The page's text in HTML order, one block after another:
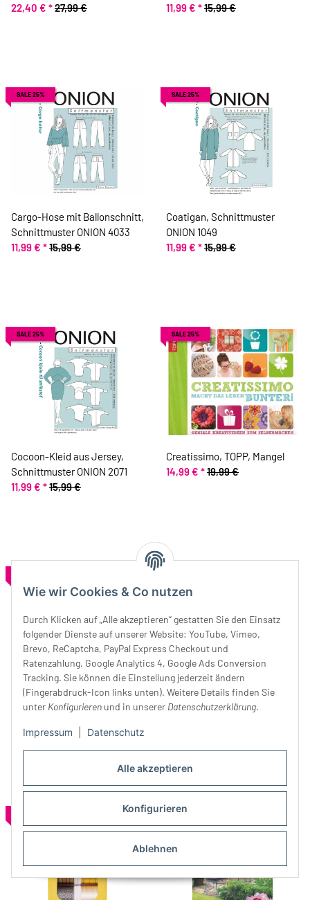
Alle akzeptieren
Konfigurieren
Ablehnen
Wie wir Cookies & Co nutzen
Durch Klicken auf „Alle akzeptieren“ gestatten Sie den Einsatz
folgender Dienste auf unserer Website: YouTube, Vimeo,
Brevo, ReCaptcha, PayPal Express Checkout und
Ratenzahlung, Google Analytics 4, Google Ads Conversion
Tracking. Sie können die Einstellung jederzeit ändern
(Fingerabdruck-Icon links unten). Weitere Details finden Sie
unter Konfigurieren und in unserer Datenschutzerklärung.
Impressum Datenschutz
roses
22,40 € *27,99 €
11,99 € *15,99 €
SALE 25%
Cargo-Hose mit Ballonschnitt,
Schnittmuster ONION 4033
11,99 € *15,99 €
SALE 25%
Coatigan, Schnittmuster
ONION 1049
11,99 € *15,99 €
SALE 25%
Cocoon-Kleid aus Jersey,
Schnittmuster ONION 2071
11,99 € *15,99 €
SALE 25%
Creatissimo, TOPP, Mangel
14,99 € *19,99 €
Crown-Box Nähgarne
AEROFIL 120, 6 x 100 m,
Madeira
6,86 €
Crown-Box Stickgarne
RAYON 40, 6 x 200 m, Madeira
SALE 17%